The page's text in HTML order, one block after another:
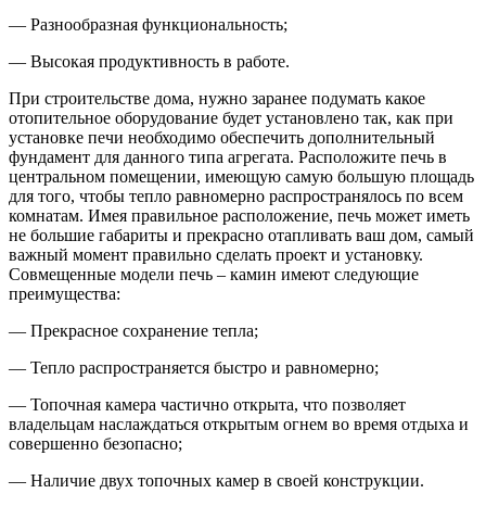
— Разнообразная функциональность;
— Высокая продуктивность в работе.
При строительстве дома, нужно заранее подумать какое
отопительное оборудование будет установлено так, как при
установке печи необходимо обеспечить дополнительный
фундамент для данного типа агрегата. Расположите печь в
центральном помещении, имеющую самую большую площадь
для того, чтобы тепло равномерно распространялось по всем
комнатам. Имея правильное расположение, печь может иметь
не большие габариты и прекрасно отапливать ваш дом, самый
важный момент правильно сделать проект и установку.
Совмещенные модели печь – камин имеют следующие
преимущества:
— Прекрасное сохранение тепла;
— Тепло распространяется быстро и равномерно;
— Топочная камера частично открыта, что позволяет
владельцам наслаждаться открытым огнем во время отдыха и
совершенно безопасно;
— Наличие двух топочных камер в своей конструкции.